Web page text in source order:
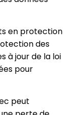
en protection
des
à jour de la loi
pour
peut